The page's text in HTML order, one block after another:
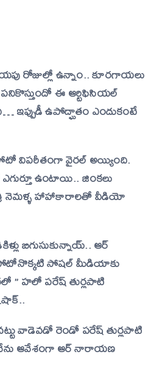
రోజుల్లో ఉన్నాం.. కూరగాయలు
ఈ ఆర్టిఫిసియల్
ఇప్పుడీ ఉపోద్ఘాతం ఎందుకంటే
విపరీతంగా వైరల్ అయ్యింది.
ఎగుర్తూ ఉంటాయి.. జింకలు
నెమళ్ళ హాహాకారాలతో వీడియో
బిగుసుకున్నాయ్.. ఆర్
ఫోటోనొక్కటి సోషల్ మీడియాకు
” హలో పరేష్ తుర్లపాటి
వాడెవడో రెండో పరేష్ తుర్లపాటి
నేను ఆవేశంగా ఆర్ నారాయణ